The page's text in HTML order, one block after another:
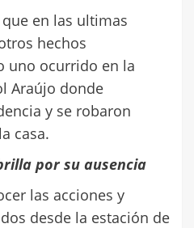
en las ultimas
hechos
uno ocurrido en la
Araújo donde
y se robaron
casa.
por su ausencia
las acciones y
desde la estación de